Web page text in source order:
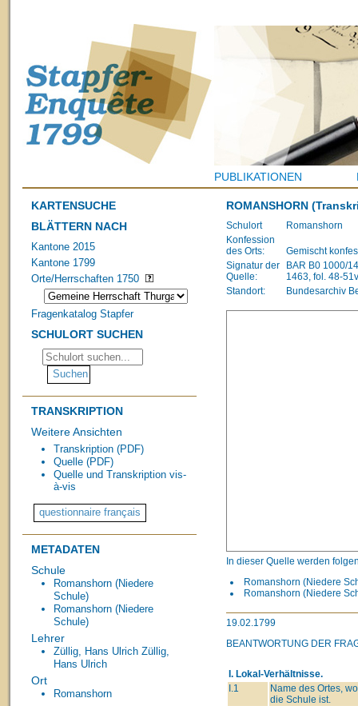
PUBLIKATIONEN
KARTENSUCHE
BLÄTTERN NACH
Kantone 2015
Kantone 1799
Orte/Herrschaften 1750
Fragenkatalog Stapfer
SCHULORT SUCHEN
TRANSKRIPTION
Weitere Ansichten
Transkription (PDF)
Quelle (PDF)
Quelle und Transkription vis-
à-vis
METADATEN
Schule
Romanshorn (Niedere
Schule)
Romanshorn (Niedere
Schule)
Lehrer
Züllig, Hans Ulrich Züllig,
Hans Ulrich
Ort
Romanshorn
ROMANSHORN
Schulort
Romanshorn
Konfession
des Orts:
Gemischt
Signatur der
Quelle:
BAR B0 1000/
1463, fol. 48-51v
Standort:
Bundesarchiv
In dieser Quelle werden
Romanshorn (Niedere
Romanshorn (Niedere
19.02.1799
BEANTWORTUNG DER
I. Lokal-Verhältnisse.
I.1
Name des Ortes, wo
die Schule ist.